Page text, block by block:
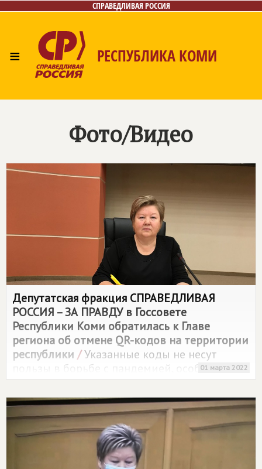
СПРАВЕДЛИВАЯ РОССИЯ
≡ РЕСПУБЛИКА КОМИ
Контакты
Фото/Видео
Депутатская фракция СПРАВЕДЛИВАЯ
РОССИЯ – ЗА ПРАВДУв Госсовете
Республики Коми обратилась к Главе
региона об отмене QR-кодов на территории
республики /Указанные коды не несут
пользы в борьбе с пандемией, особенно в
условиях появления новых штаммов
коронавирусной инфекции. Кроме того, эти
меры наносят вред субъектам малого и
среднего предпринимательства, а также
учреждениям культуры и досуга
01 марта 2022